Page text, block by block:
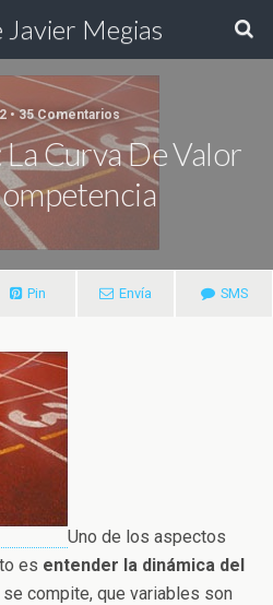
Javier Megias
• 35 Comentarios
Curva De Valor
Pin Envía SMS
Uno de los aspectos
es entender la dinámica del
compite, que variables son